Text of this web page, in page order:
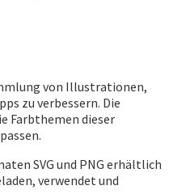
von Illustrationen,
zu verbessern. Die
Farbthemen dieser
SVG und PNG erhältlich
verwendet und